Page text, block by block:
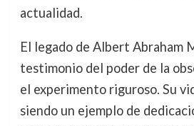
actualidad.
El legado de Albert Abraham
testimonio del poder de la
el experimento riguroso. Su
siendo un ejemplo de